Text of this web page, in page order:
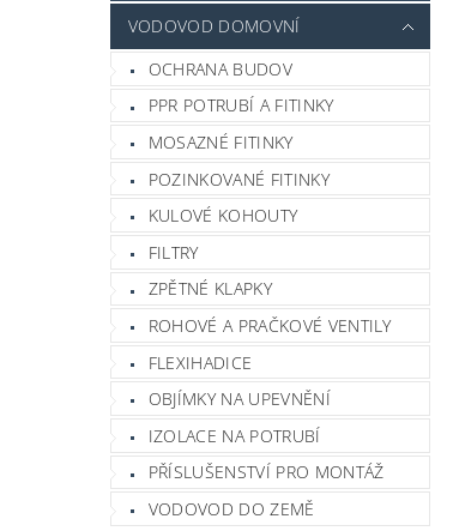
VODOVOD DOMOVNÍ
OCHRANA BUDOV
PPR POTRUBÍ A FITINKY
MOSAZNÉ FITINKY
POZINKOVANÉ FITINKY
KULOVÉ KOHOUTY
FILTRY
ZPĚTNÉ KLAPKY
ROHOVÉ A PRAČKOVÉ VENTILY
FLEXIHADICE
OBJÍMKY NA UPEVNĚNÍ
IZOLACE NA POTRUBÍ
PŘÍSLUŠENSTVÍ PRO MONTÁŽ
VODOVOD DO ZEMĚ